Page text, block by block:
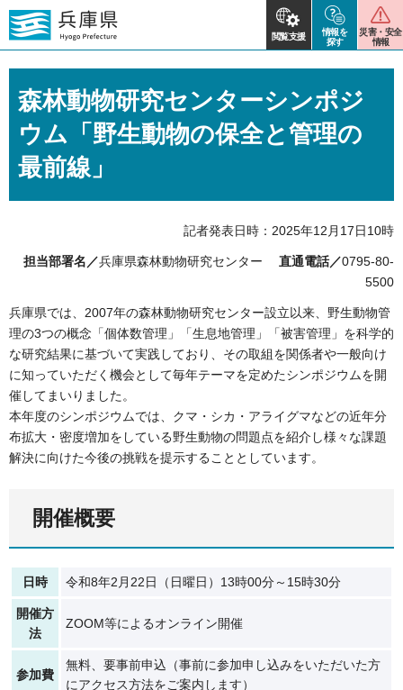
閲覧支援
情報を
探す
災害・安全
情報
森林動物研究センターシンポジ
ウム「野生動物の保全と管理の
最前線」
記者発表日時：2025年12月17日10時
担当部署名／兵庫県森林動物研究センター 直通電話／0795-80-
5500
兵庫県では、2007年の森林動物研究センター設立以来、野生動物管
理の3つの概念「個体数管理」「生息地管理」「被害管理」を科学的
な研究結果に基づいて実践しており、その取組を関係者や一般向け
に知っていただく機会として毎年テーマを定めたシンポジウムを開
催してまいりました。
本年度のシンポジウムでは、クマ・シカ・アライグマなどの近年分
布拡大・密度増加をしている野生動物の問題点を紹介し様々な課題
解決に向けた今後の挑戦を提示することとしています。
開催概要
日時 令和8年2月22日（日曜日）13時00分～15時30分
開催方
法
ZOOM等によるオンライン開催
参加費
無料、要事前申込（事前に参加申し込みをいただいた方
にアクセス方法をご案内します）